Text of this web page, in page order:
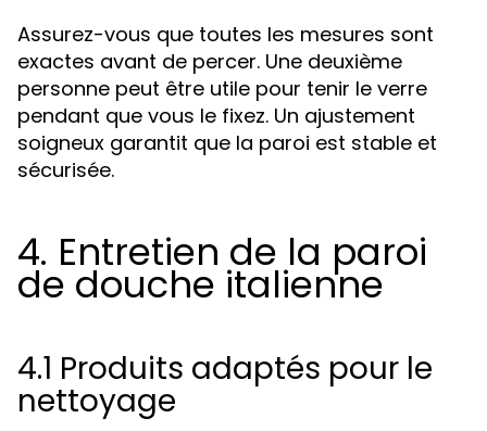
Assurez-vous que toutes les mesures sont
exactes avant de percer. Une deuxième
personne peut être utile pour tenir le verre
pendant que vous le fixez. Un ajustement
soigneux garantit que la paroi est stable et
sécurisée.
4. Entretien de la paroi
de douche italienne
4.1 Produits adaptés pour le
nettoyage